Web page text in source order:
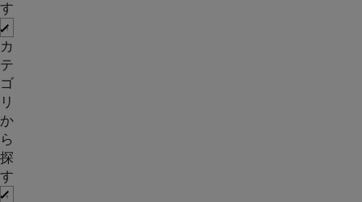
す
カ
テ
ゴ
リ
か
ら
探
す